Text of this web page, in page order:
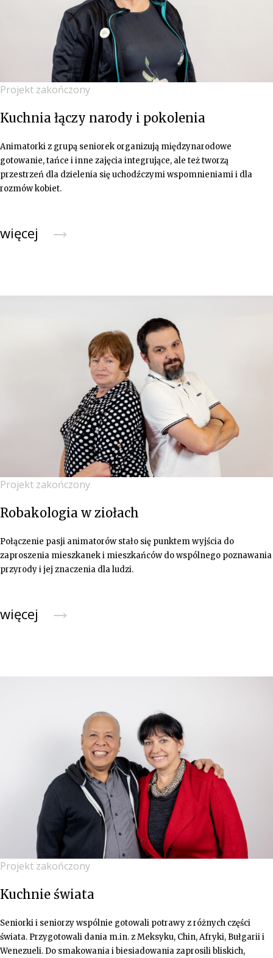
Projekt zakończony
Kuchnia łączy narody i pokolenia
Animatorki z grupą seniorek organizują międzynarodowe
gotowanie, tańce i inne zajęcia integrujące, ale też tworzą
przestrzeń dla dzielenia się uchodźczymi wspomnieniami i dla
rozmów kobiet.
więcej →
Projekt zakończony
Robakologia w ziołach
Połączenie pasji animatorów stało się punktem wyjścia do
zaproszenia mieszkanek i mieszkańców do wspólnego poznawania
przyrody i jej znaczenia dla ludzi.
więcej →
Projekt zakończony
Kuchnie świata
Seniorki i seniorzy wspólnie gotowali potrawy z różnych części
świata. Przygotowali dania m.in. z Meksyku, Chin, Afryki, Bułgarii i
Wenezueli. Do smakowania i biesiadowania zaprosili bliskich,